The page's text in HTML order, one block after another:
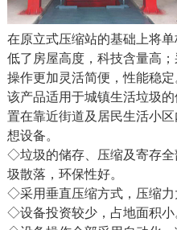
在原立式压缩站的基础上将
低了房屋高度，科技含量高
操作更加灵活简便，性能稳定
该产品适用于城镇生活垃圾
置在靠近街道及居民生活小
想设备。
◇垃圾的储存、压缩及寄存
圾散落，环保性好。
◇采用垂直压缩方式，压缩力
◇设备投资较少，占地面积小